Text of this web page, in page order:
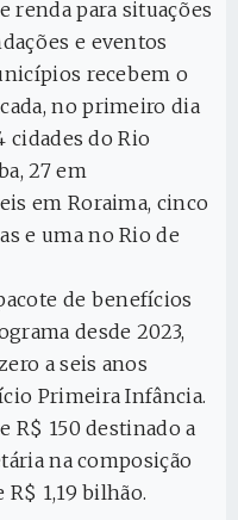
renda para situações
e eventos
recebem o
no primeiro dia
cidades do Rio
27 em
em Roraima, cinco
e uma no Rio de
de benefícios
desde 2023,
a seis anos
Primeira Infância.
R$ 150 destinado a
na composição
1,19 bilhão.